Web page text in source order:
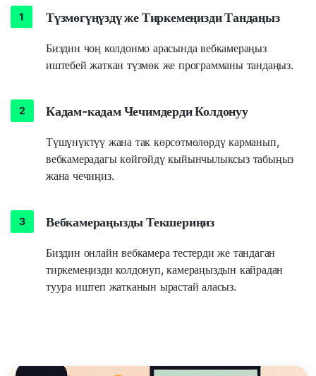
Түзмөгүңүздү же Тиркемеңизди Тандаңыз
Биздин чоң колдонмо арасында вебкамераңыз
иштебей жаткан түзмөк же программаны тандаңыз.
Кадам-кадам Чечимдерди Колдонуу
Түшүнүктүү жана так көрсөтмөлөрдү карманып,
вебкамерадагы көйгөйдү кыйынчылыксыз табыңыз
жана чечиңиз.
Вебкамераңызды Текшериңиз
Биздин онлайн вебкамера тестерди же тандаган
тиркемеңизди колдонуп, камераңыздын кайрадан
туура иштеп жатканын ырастай аласыз.